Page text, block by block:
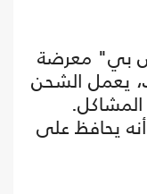
إس بي" معرضة
يعمل الشحن
يحافظ على